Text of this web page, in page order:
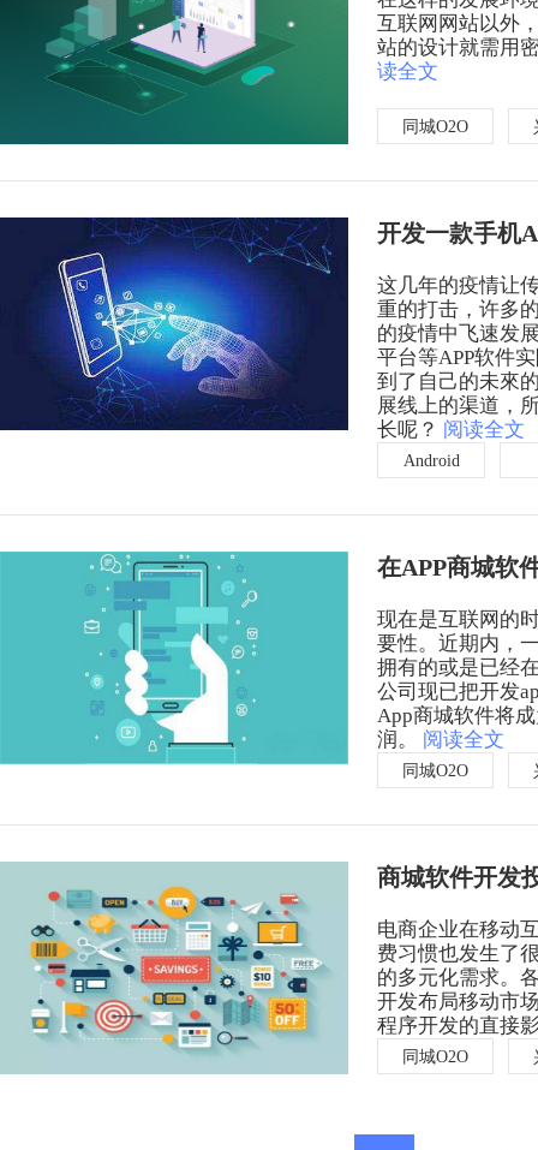
互联网网站以外
站的设计就需用
读全文
同城O2O
开发一款手机
这几年的疫情让
重的打击，许多
的疫情中飞速发
平台等APP软件
到了自己的未來
展线上的渠道，
长呢？ 阅读全文
Android
在APP商城软
现在是互联网的
要性。近期内，
拥有的或是已经
公司现已把开发
App商城软件将
润。 阅读全文
同城O2O
商城软件开发
电商企业在移动
费习惯也发生了
的多元化需求。
开发布局移动市
程序开发的直接
同城O2O